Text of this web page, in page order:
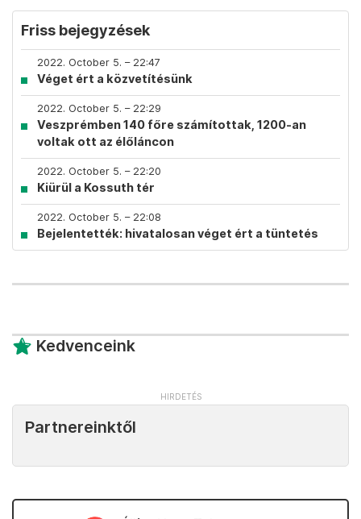
Friss bejegyzések
2022. October 5. – 22:47
Véget ért a közvetítésünk
2022. October 5. – 22:29
Veszprémben 140 főre számítottak, 1200-an
voltak ott az élőláncon
2022. October 5. – 22:20
Kiürül a Kossuth tér
2022. October 5. – 22:08
Bejelentették: hivatalosan véget ért a tüntetés
Kedvenceink
Partnereinktől